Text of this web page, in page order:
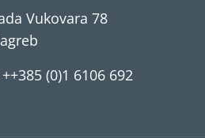
Vukovara 78
(0)1 6106 692